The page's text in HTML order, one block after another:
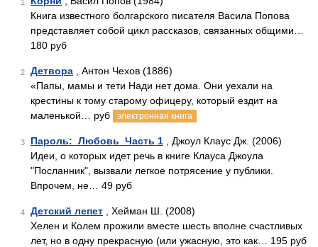
1
Книга известного болгарского писателя Васила Попова
представляет собой цикл рассказов, связанных общими…
180 руб
2 Детвора , Антон Чехов (1886)
«Папы, мамы и тети Нади нет дома. Они уехали на
крестины к тому старому офицеру, который ездит на
маленькой… руб
электронная книга
3 Пароль:_Любовь_Часть 1 , Джоул Клаус Дж. (2006)
Идеи, о которых идет речь в книге Клауса Джоула
"Посланник", вызвали легкое потрясение у публики.
Впрочем, не… 49 руб
4 Детский лепет , Хейман Ш. (2008)
Хелен и Колем прожили вместе шесть вполне счастливых
лет, но в одну прекрасную (или ужасную, это как… 195 руб